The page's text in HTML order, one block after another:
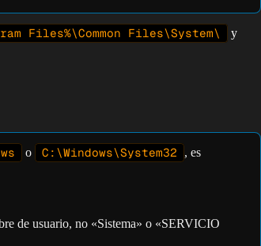
Files%\Common Files\System\
y
o C:\Windows\System32
, es
de usuario, no «Sistema» o «SERVICIO